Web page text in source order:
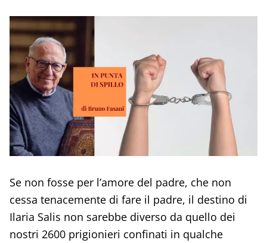
Se non fosse per l’amore del padre, che non
cessa tenacemente di fare il padre, il destino di
Ilaria Salis non sarebbe diverso da quello dei
nostri 2600 prigionieri confinati in qualche